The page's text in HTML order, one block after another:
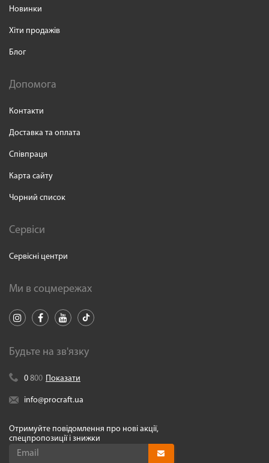
Новинки
Хіти продажів
Блог
Допомога
Контакти
Доставка та оплата
Співпраця
Карта сайту
Чорний список
Сервіси
Сервісні центри
Ми в соцмережах
Будьте на зв'язку
0 800 Показати
info@procraft.ua
Отримуйте повідомлення про нові акції,
спецпропозиції і знижки